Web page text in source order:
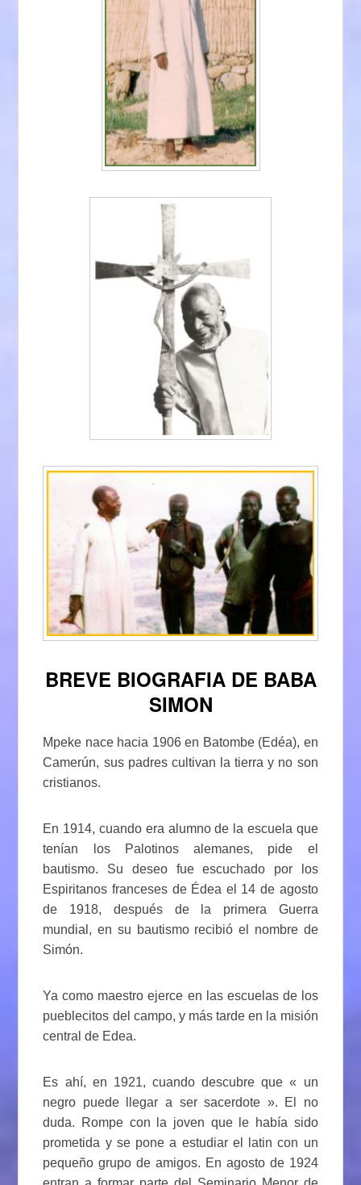
BREVE BIOGRAFIA DE BABA
SIMON
Mpeke nace hacia 1906 en Batombe (Edéa), en
Camerún, sus padres cultivan la tierra y no son
cristianos.
En 1914, cuando era alumno de la escuela que
tenían los Palotinos alemanes, pide el
bautismo. Su deseo fue escuchado por los
Espiritanos franceses de Édea el 14 de agosto
de 1918, después de la primera Guerra
mundial, en su bautismo recibió el nombre de
Simón.
Ya como maestro ejerce en las escuelas de los
pueblecitos del campo, y más tarde en la misión
central de Edea.
Es ahí, en 1921, cuando descubre que « un
negro puede llegar a ser sacerdote ». El no
duda. Rompe con la joven que le había sido
prometida y se pone a estudiar el latin con un
pequeño grupo de amigos. En agosto de 1924